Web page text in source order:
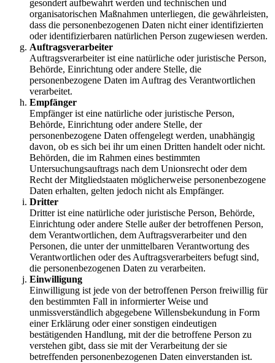
gesondert aufbewahrt werden und technischen und
organisatorischen Maßnahmen unterliegen, die gewährleisten,
dass die personenbezogenen Daten nicht einer identifizierten
oder identifizierbaren natürlichen Person zugewiesen werden.
Auftragsverarbeiter
Auftragsverarbeiter ist eine natürliche oder juristische Person,
Behörde, Einrichtung oder andere Stelle, die
personenbezogene Daten im Auftrag des Verantwortlichen
verarbeitet.
Empfänger
Empfänger ist eine natürliche oder juristische Person,
Behörde, Einrichtung oder andere Stelle, der
personenbezogene Daten offengelegt werden, unabhängig
davon, ob es sich bei ihr um einen Dritten handelt oder nicht.
Behörden, die im Rahmen eines bestimmten
Untersuchungsauftrags nach dem Unionsrecht oder dem
Recht der Mitgliedstaaten möglicherweise personenbezogene
Daten erhalten, gelten jedoch nicht als Empfänger.
Dritter
Dritter ist eine natürliche oder juristische Person, Behörde,
Einrichtung oder andere Stelle außer der betroffenen Person,
dem Verantwortlichen, dem Auftragsverarbeiter und den
Personen, die unter der unmittelbaren Verantwortung des
Verantwortlichen oder des Auftragsverarbeiters befugt sind,
die personenbezogenen Daten zu verarbeiten.
Einwilligung
Einwilligung ist jede von der betroffenen Person freiwillig für
den bestimmten Fall in informierter Weise und
unmissverständlich abgegebene Willensbekundung in Form
einer Erklärung oder einer sonstigen eindeutigen
bestätigenden Handlung, mit der die betroffene Person zu
verstehen gibt, dass sie mit der Verarbeitung der sie
betreffenden personenbezogenen Daten einverstanden ist.